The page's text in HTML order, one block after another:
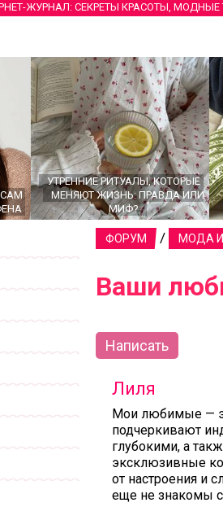
ЖУРНАЛ: СЕКРЕТЫ КРАСОТЫ,
УТРЕННИЕ РИТУАЛЫ, КОТОРЫЕ
МЕНЯЮТ ЖИЗНЬ: ПРАВДА ИЛИ
МИФ?
ФОРУМ / МОДА
Ваши
Написать
Лиля
Мои любимые —
подчеркивают
глубокими, а
эксклюзивные
от настроения и
еще не знакомы